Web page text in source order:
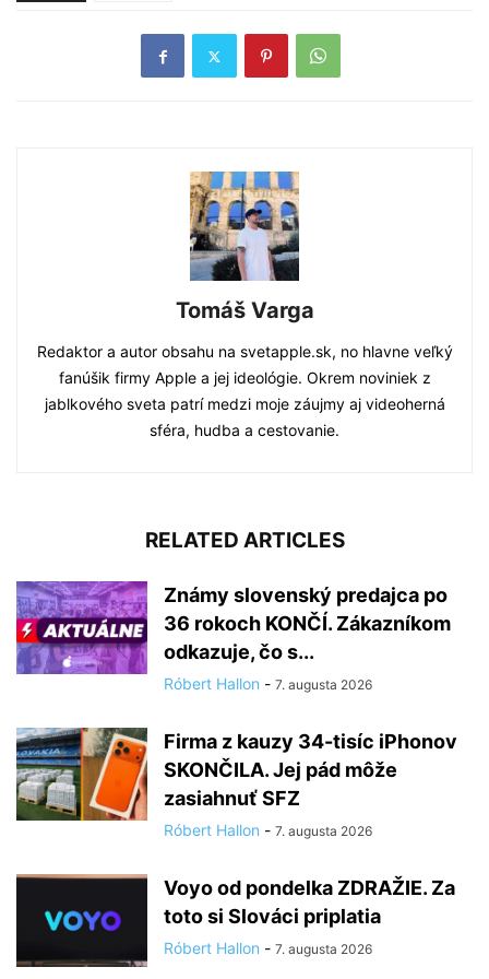
Tomáš Varga
Redaktor a autor obsahu na svetapple.sk, no hlavne veľký
fanúšik firmy Apple a jej ideológie. Okrem noviniek z
jablkového sveta patrí medzi moje záujmy aj videoherná
sféra, hudba a cestovanie.
RELATED ARTICLES
Známy slovenský predajca po
36 rokoch KONČÍ. Zákazníkom
odkazuje, čo s...
Róbert Hallon - 7. augusta 2026
Firma z kauzy 34-tisíc iPhonov
SKONČILA. Jej pád môže
zasiahnuť SFZ
Róbert Hallon - 7. augusta 2026
Voyo od pondelka ZDRAŽIE. Za
toto si Slováci priplatia
Róbert Hallon - 7. augusta 2026